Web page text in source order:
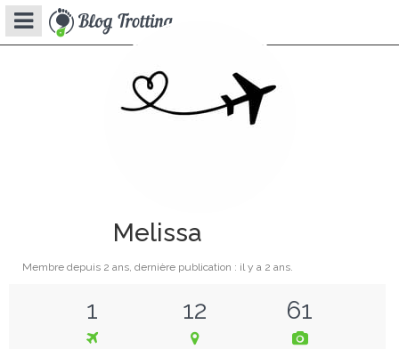
Melissa
Membre depuis 2 ans, dernière publication : il y a 2 ans.
1 12 61